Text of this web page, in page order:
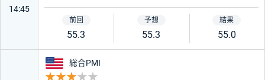
14:45
55.3 55.3 55.0
アメリカ
総合PMI